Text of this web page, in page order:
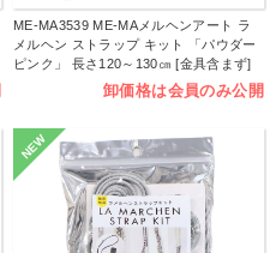
ME-MA3539 ME-MAメルヘンアート ラ
メルヘン ストラップ キット 「パウダー
ピンク」 長さ120～130㎝ [金具含まず]
卸価格は会員のみ公開
NEW